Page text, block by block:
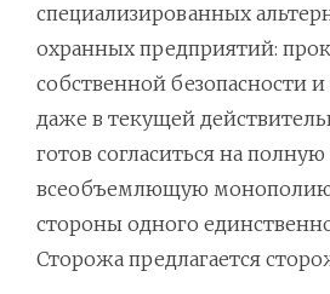
специализированных
охранных предприятий:
собственной безопасности и
даже в текущей
готов согласиться на
всеобъемлющую монополию
стороны одного
Сторожа предлагается